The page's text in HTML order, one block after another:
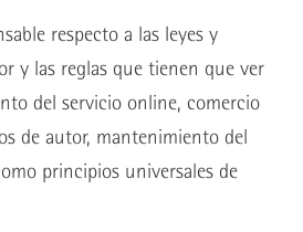
respecto a las leyes y
y las reglas que tienen que ver
del servicio online, comercio
de autor, mantenimiento del
principios universales de